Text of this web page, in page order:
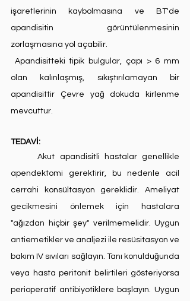
işaretlerinin kaybolmasına ve BT'de
apandisitin görüntülenmesinin
zorlaşmasına yol açabilir.
Apandisitteki tipik bulgular, çapı > 6 mm
olan kalınlaşmış, sıkıştırılamayan bir
apandisittir Çevre yağ dokuda kirlenme
mevcuttur.
TEDAVİ:
	Akut apandisitli hastalar genellikle
apendektomi gerektirir, bu nedenle acil
cerrahi konsültasyon gereklidir. Ameliyat
gecikmesini önlemek için hastalara
"ağızdan hiçbir şey" verilmemelidir. Uygun
antiemetikler ve analjezi ile resüsitasyon ve
bakım IV sıvıları sağlayın. Tanı konulduğunda
veya hasta peritonit belirtileri gösteriyorsa
perioperatif antibiyotiklere başlayın. Uygun